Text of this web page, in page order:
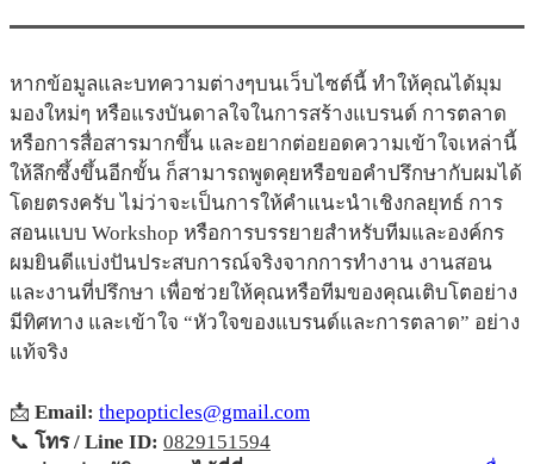
หากข้อมูลและบทความต่างๆบนเว็บไซต์นี้ ทำให้คุณได้มุม
มองใหม่ๆ หรือแรงบันดาลใจในการสร้างแบรนด์ การตลาด
หรือการสื่อสารมากขึ้น และอยากต่อยอดความเข้าใจเหล่านี้
ให้ลึกซึ้งขึ้นอีกขั้น ก็สามารถพูดคุยหรือขอคำปรึกษากับผมได้
โดยตรงครับ ไม่ว่าจะเป็นการให้คำแนะนำเชิงกลยุทธ์ การ
สอนแบบ Workshop หรือการบรรยายสำหรับทีมและองค์กร
ผมยินดีแบ่งปันประสบการณ์จริงจากการทำงาน งานสอน
และงานที่ปรึกษา เพื่อช่วยให้คุณหรือทีมของคุณเติบโตอย่าง
มีทิศทาง และเข้าใจ “หัวใจของแบรนด์และการตลาด” อย่าง
แท้จริง
📩 Email: thepopticles@gmail.com
📞 โทร / Line ID: 0829151594